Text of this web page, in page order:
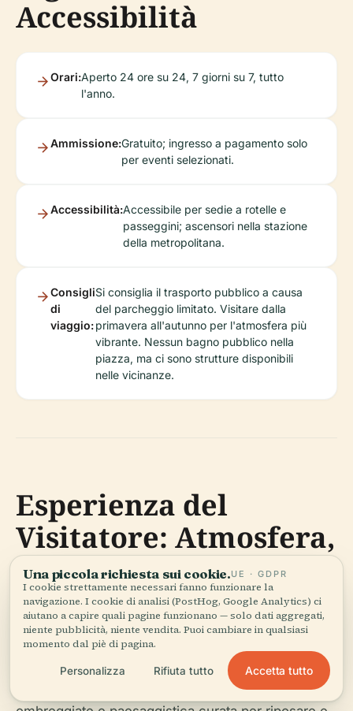
Accessibilità
Orari:Aperto 24 ore su 24, 7 giorni su 7, tutto
l'anno.
Ammissione:Gratuito; ingresso a pagamento solo
per eventi selezionati.
Accessibilità:Accessibile per sedie a rotelle e
passeggini; ascensori nella stazione
della metropolitana.
Consigli
di
viaggio:
Si consiglia il trasporto pubblico a causa
del parcheggio limitato. Visitare dalla
primavera all'autunno per l'atmosfera più
vibrante. Nessun bagno pubblico nella
piazza, ma ci sono strutture disponibili
nelle vicinanze.
Esperienza del
Visitatore: Atmosfera,
Ristorazione e
Consigli
Victoria Square è animata dagli impiegati durante i
giorni feriali e diventa un luogo di ritrovo rilassato la
sera e nei fine settimana. Offre panchine, aree
Una piccola richiesta sui cookie.UE · GDPR
I cookie strettamente necessari fanno funzionare la
navigazione. I cookie di analisi (PostHog, Google Analytics) ci
aiutano a capire quali pagine funzionano — solo dati aggregati,
niente pubblicità, niente vendita. Puoi cambiare in qualsiasi
momento dal piè di pagina.
Personalizza Rifiuta tutto Accetta tutto